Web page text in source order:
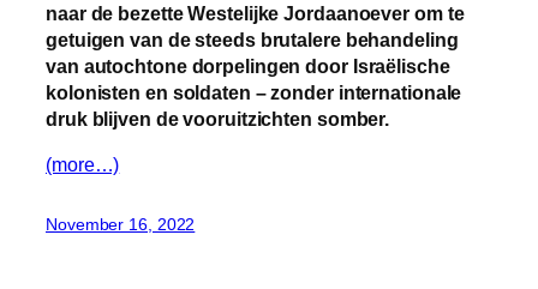
naar de bezette Westelijke Jordaanoever om te
getuigen van de steeds brutalere behandeling
van autochtone dorpelingen door Israëlische
kolonisten en soldaten – zonder internationale
druk blijven de vooruitzichten somber.
(more…)
November 16, 2022